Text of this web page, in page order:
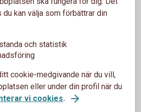
på hela din pension? Då kan
- till oss.
tjänstepension
kan välja som förbättrar din
och statistik
cookie-medgivande när du vill,
eller under din profil när du
vi cookies.